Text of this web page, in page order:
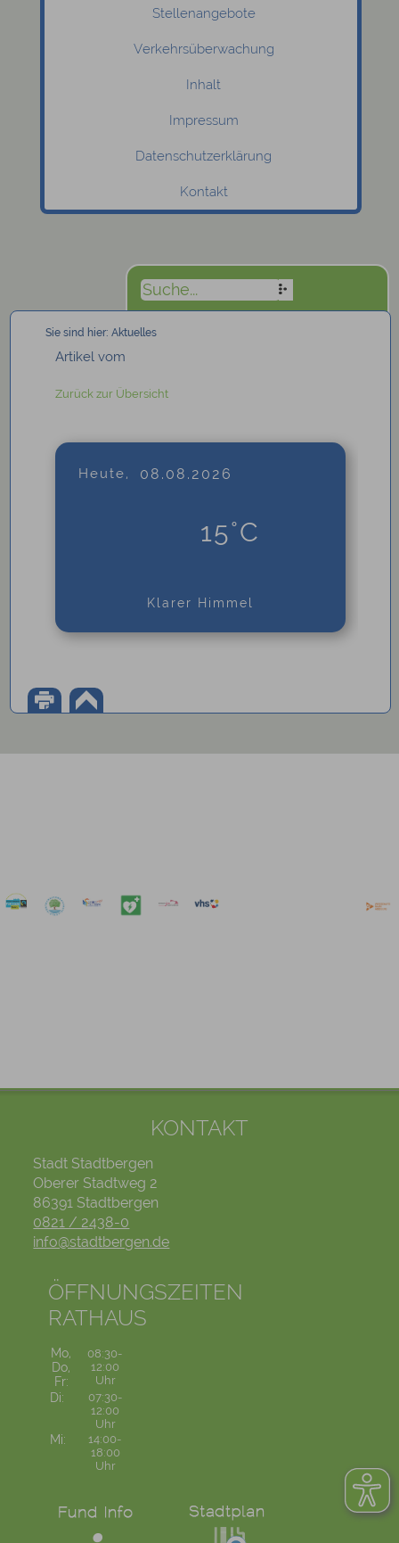
Stellenangebote
Verkehrsüberwachung
Inhalt
Impressum
Datenschutzerklärung
Kontakt
Sie sind hier: Aktuelles
Artikel vom
Zurück zur Übersicht
Heute, 08.08.2026
15°C
Klarer Himmel
KONTAKT
Stadt Stadtbergen
Oberer Stadtweg 2
86391 Stadtbergen
0821 / 2438-0
info@stadtbergen.de
ÖFFNUNGSZEITEN
RATHAUS
Mo,
Do,
Fr:
08:30-
12:00
Uhr
Di:
07:30-
12:00
Uhr
Mi:
14:00-
18:00
Uhr